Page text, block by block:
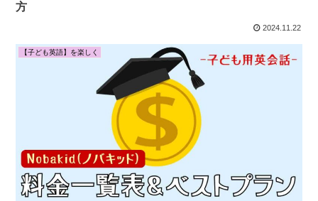
方
2024.11.22
【子ども英語】を楽しく